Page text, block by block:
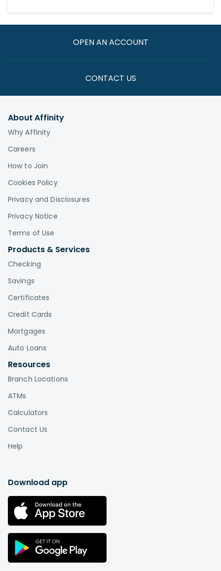
OPEN AN ACCOUNT
CONTACT US
About Affinity
Why Affinity
Careers
How to Join
Cookies Policy
Privacy and Disclosures
Privacy Notice
Terms of Use
Products & Services
Checking
Savings
Certificates
Credit Cards
Mortgages
Auto Loans
Resources
Branch Locations
ATMs
Calculators
Contact Us
Help
Download app